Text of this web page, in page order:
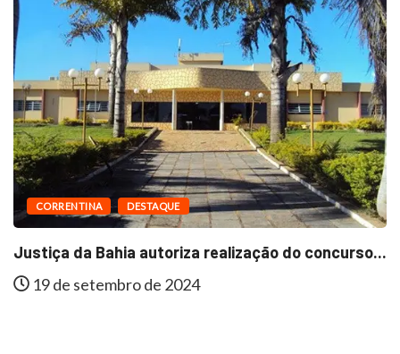
CORRENTINA DESTAQUE
Justiça da Bahia autoriza realização do concurso...
19 de setembro de 2024